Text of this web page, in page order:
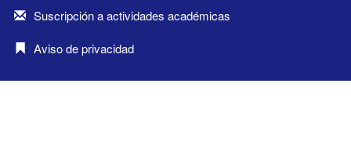
Suscripción a actividades académicas
Aviso de privacidad